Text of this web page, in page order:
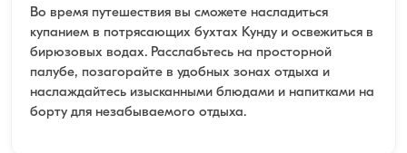
Во время путешествия вы сможете насладиться
купанием в потрясающих бухтах Кунду и освежиться в
бирюзовых водах. Расслабьтесь на просторной
палубе, позагорайте в удобных зонах отдыха и
наслаждайтесь изысканными блюдами и напитками на
борту для незабываемого отдыха.